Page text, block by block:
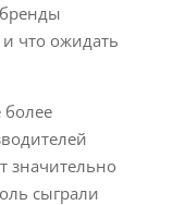
что ожидать
более
значительно
сыграли